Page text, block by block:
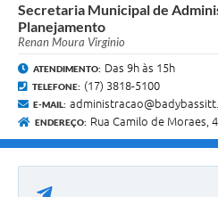
Secretaria Municipal de
Planejamento
Renan Moura Virginio
ATENDIMENTO: Das 9h às 15h
TELEFONE: (17) 3818-5100
E-MAIL:
ENDEREÇO: Rua Camilo de Moraes,